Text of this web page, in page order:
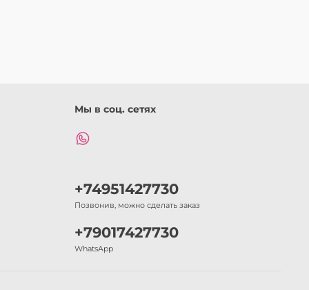
Мы в соц. сетях
+74951427730
Позвонив, можно сделать заказ
+79017427730
WhatsApp